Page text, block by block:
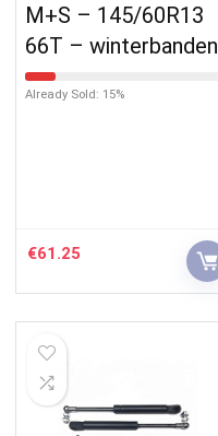
M+S – 145/60R13
66T – winterbanden
Already Sold: 15%
€61.25